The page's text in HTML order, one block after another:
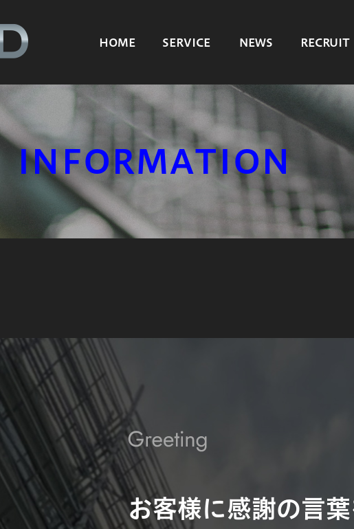
HOME SERVICE NEWS RECRUIT
INFORMATION
お客様に感謝の言葉